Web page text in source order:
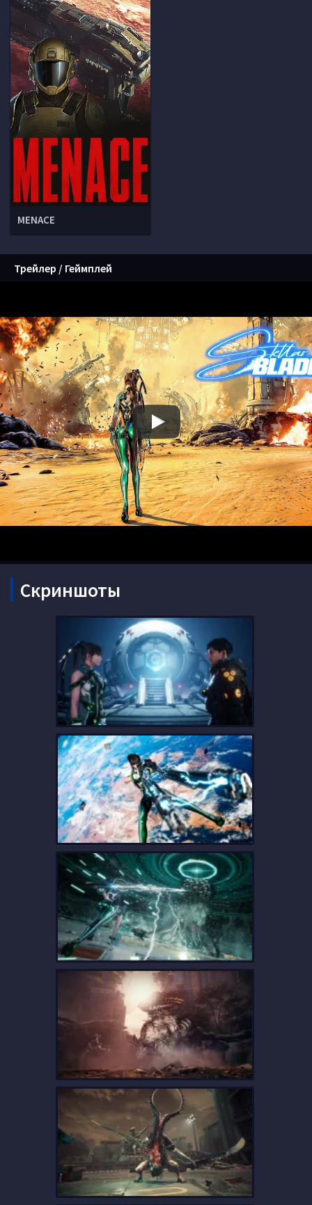
MENACE
Трейлер / Геймплей
Скриншоты